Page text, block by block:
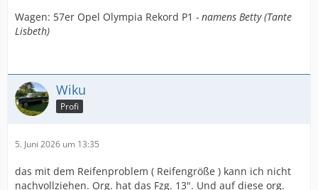
Wagen: 57er Opel Olympia Rekord P1 - namens Betty (Tante
Lisbeth)
Wiku
Profi
5. Juni 2026 um 13:35
das mit dem Reifenproblem ( Reifengröße ) kann ich nicht
nachvollziehen. Org. hat das Fzg. 13". Und auf diese org.